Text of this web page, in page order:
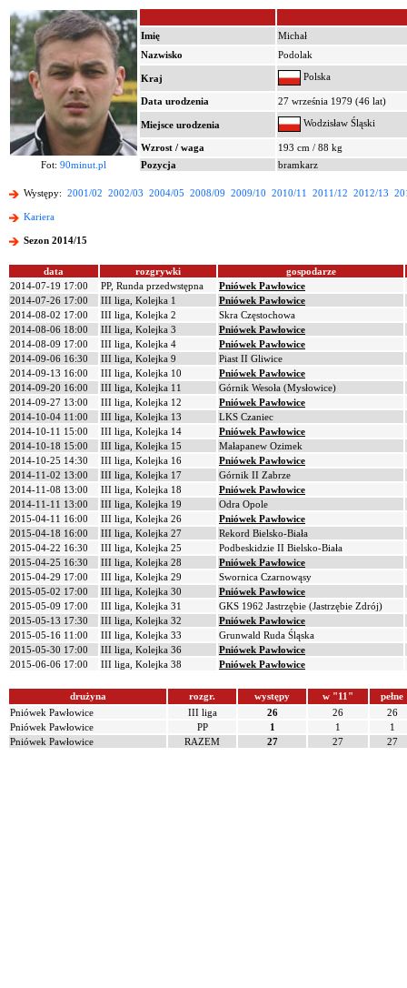
Imię
Michał
Nazwisko
Podolak
Kraj Polska
Data urodzenia 27 września 1979 (46 lat)
Miejsce urodzenia Wodzisław Śląski
Wzrost / waga
193 cm / 88 kg
Fot: 90minut.pl Pozycja bramkarz
Występy: 2001/02 2002/03 2004/05 2008/09 2009/10 2010/11 2011/12 2012/13
Kariera
Sezon 2014/15
data rozgrywki
gospodarze
2014-07-19 17:00
PP, Runda przedwstępna
Pniówek Pawłowice
2014-07-26 17:00
III liga, Kolejka 1
Pniówek Pawłowice
2014-08-02 17:00
III liga, Kolejka 2
Skra Częstochowa
2014-08-06 18:00
III liga, Kolejka 3
Pniówek Pawłowice
2014-08-09 17:00
III liga, Kolejka 4
Pniówek Pawłowice
2014-09-06 16:30
III liga, Kolejka 9
Piast II Gliwice
2014-09-13 16:00
III liga, Kolejka 10
Pniówek Pawłowice
2014-09-20 16:00
III liga, Kolejka 11
Górnik Wesoła (Mysłowice)
2014-09-27 13:00
III liga, Kolejka 12
Pniówek Pawłowice
2014-10-04 11:00
III liga, Kolejka 13
LKS Czaniec
2014-10-11 15:00
III liga, Kolejka 14
Pniówek Pawłowice
2014-10-18 15:00
III liga, Kolejka 15
Małapanew Ozimek
2014-10-25 14:30
III liga, Kolejka 16
Pniówek Pawłowice
2014-11-02 13:00
III liga, Kolejka 17
Górnik II Zabrze
2014-11-08 13:00
III liga, Kolejka 18
Pniówek Pawłowice
2014-11-11 13:00
III liga, Kolejka 19
Odra Opole
2015-04-11 16:00
III liga, Kolejka 26
Pniówek Pawłowice
2015-04-18 16:00
III liga, Kolejka 27
Rekord Bielsko-Biała
2015-04-22 16:30
III liga, Kolejka 25
Podbeskidzie II Bielsko-Biała
2015-04-25 16:30
III liga, Kolejka 28
Pniówek Pawłowice
2015-04-29 17:00
III liga, Kolejka 29
Swornica Czarnowąsy
2015-05-02 17:00
III liga, Kolejka 30
Pniówek Pawłowice
2015-05-09 17:00
III liga, Kolejka 31
GKS 1962 Jastrzębie (Jastrzębie Zdrój)
2015-05-13 17:30
III liga, Kolejka 32
Pniówek Pawłowice
2015-05-16 11:00
III liga, Kolejka 33
Grunwald Ruda Śląska
2015-05-30 17:00
III liga, Kolejka 36
Pniówek Pawłowice
2015-06-06 17:00
III liga, Kolejka 38 Pniówek Pawłowice
drużyna rozgr. występy w "11"
pełne
Pniówek Pawłowice
III liga 26 26
26
Pniówek Pawłowice
PP 1 1
1
Pniówek Pawłowice
RAZEM 27 27 27